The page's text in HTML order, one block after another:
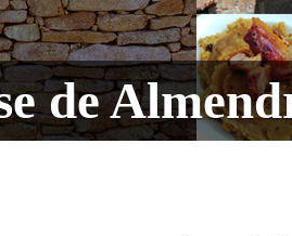
de